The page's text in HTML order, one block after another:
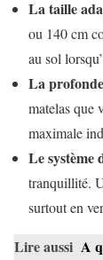
La taille
ou 140 cm
au sol
La
matelas que
maximale
Le système
tranquillité.
surtout en
Lire aussi A